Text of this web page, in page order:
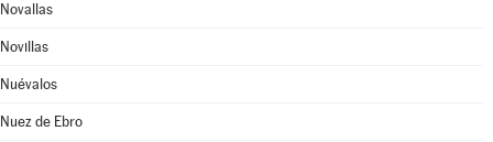
Novallas
Novillas
Nuévalos
Nuez de Ebro